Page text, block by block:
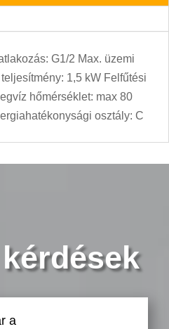
G1/2 Max. üzemi
1,5 kW Felfűtési
hőmérséklet: max 80
osztály: C
a